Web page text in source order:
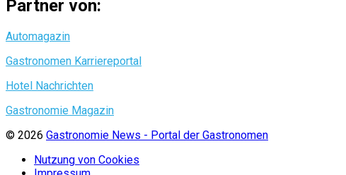
Partner von:
Automagazin
Gastronomen Karriereportal
Hotel Nachrichten
Gastronomie Magazin
© 2026 Gastronomie News - Portal der Gastronomen
Nutzung von Cookies